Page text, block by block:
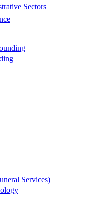
Sectors
Services)